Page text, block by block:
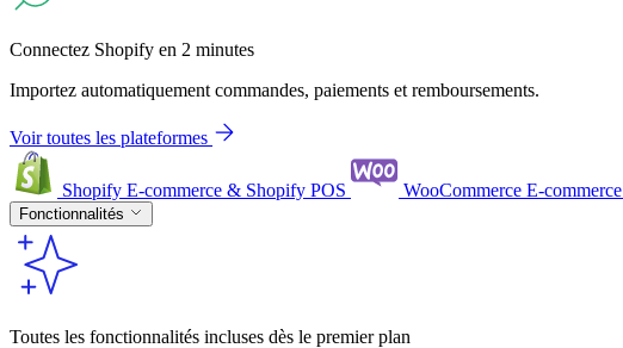
Connectez Shopify en 2 minutes
Importez automatiquement commandes, paiements et remboursements.
Voir toutes les plateformes
Shopify E-commerce & Shopify POS WooCommerce E-commerce
Fonctionnalités
Toutes les fonctionnalités incluses dès le premier plan